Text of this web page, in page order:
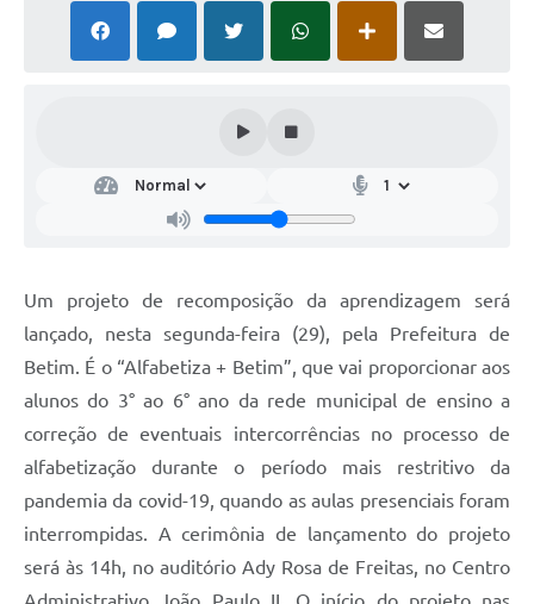
Um projeto de recomposição da aprendizagem será
lançado, nesta segunda-feira (29), pela Prefeitura de
Betim. É o “Alfabetiza + Betim”, que vai proporcionar aos
alunos do 3° ao 6° ano da rede municipal de ensino a
correção de eventuais intercorrências no processo de
alfabetização durante o período mais restritivo da
pandemia da covid-19, quando as aulas presenciais foram
interrompidas. A cerimônia de lançamento do projeto
será às 14h, no auditório Ady Rosa de Freitas, no Centro